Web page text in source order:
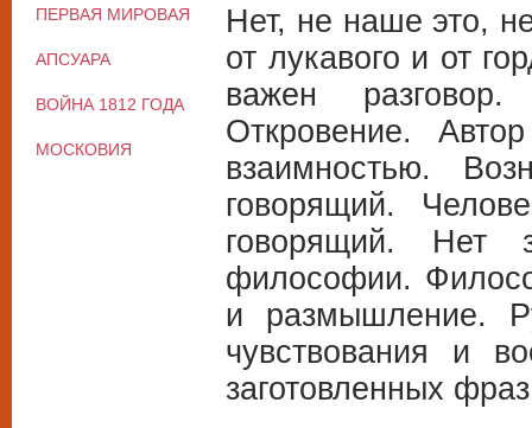
Нет, не наше это,
от лукавого и от
важен
Откровение.
взаимностью.
говорящий.
говорящий. Нет
философии.
и размышление.
чувствования и
заготовленных
ПЕРВАЯ МИРОВАЯ
АПСУАРА
ВОЙНА 1812 ГОДА
МОСКОВИЯ